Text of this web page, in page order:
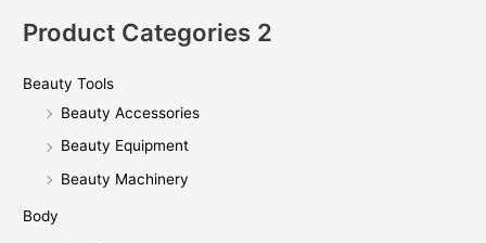
Product Categories 2
Beauty Tools
Beauty Accessories
Beauty Equipment
Beauty Machinery
Body